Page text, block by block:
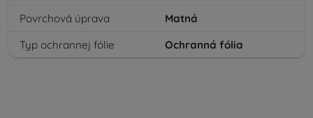
Povrchová úprava
Matná
Typ ochrannej fólie
Ochranná fólia